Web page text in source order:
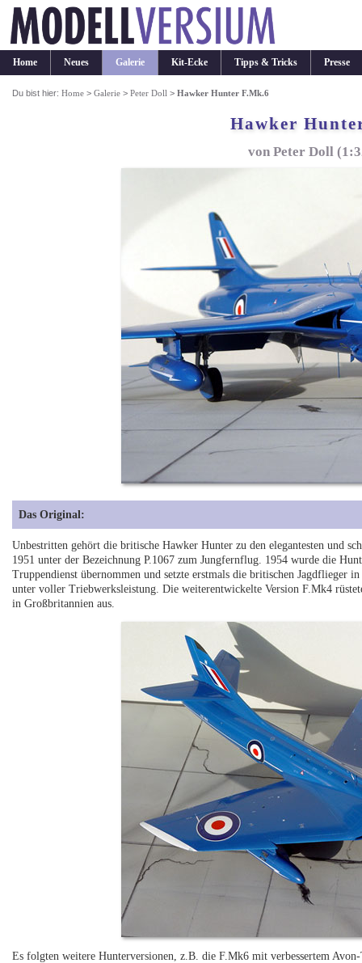
Home Neues Galerie Kit-Ecke Tipps & Tricks Presse
Du bist hier:Home >Galerie >Peter Doll >Hawker Hunter F.Mk.6
Hawker
von Peter Doll
Das Original:
Unbestritten gehört die britische Hawker Hunter zu den elegantesten und
1951 unter der Bezeichnung P.1067 zum Jungfernflug. 1954 wurde die
Truppendienst übernommen und setzte erstmals die britischen Jagdflieger
unter voller Triebwerksleistung. Die weiterentwickelte Version F.Mk4
in Großbritannien aus.
Es folgten weitere Hunterversionen, z.B. die F.Mk6 mit verbessertem